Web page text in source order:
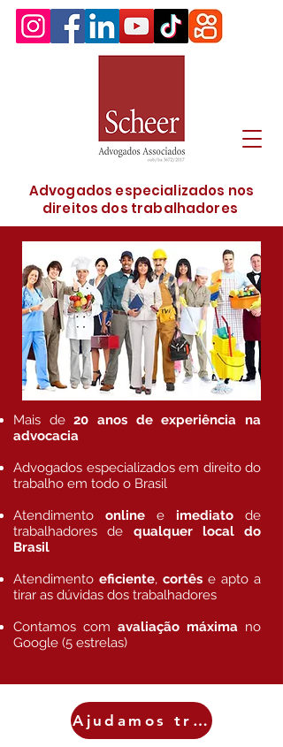
Advogados especializados nos
direitos dos trabalhadores
Mais de20 anos de experiência na
advocacia
Advogados especializados em direito do
trabalho em todo o Brasil
Atendimento online e imediato de
trabalhadores de qualquer local do
Brasil
Atendimento eficiente, cortês e apto a
tirar as dúvidas dos trabalhadores
Contamos com avaliação máxima no
Google (5 estrelas)
Ajudamos